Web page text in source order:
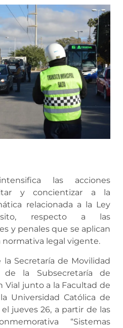
las acciones
y concientizar a la
relacionada a la Ley
respecto a las
y penales que se aplican
legal vigente.
Secretaría de Movilidad
de la Subsecretaría de
Vial junto a la Facultad de
Universidad Católica de
jueves 26, a partir de las
“Sistemas